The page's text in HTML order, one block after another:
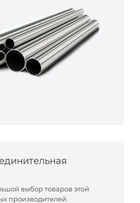
выбор товаров этой
производителей.